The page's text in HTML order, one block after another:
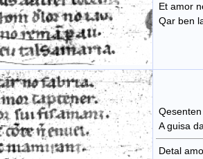
Et amor
Qar ben
A guisa
Detal